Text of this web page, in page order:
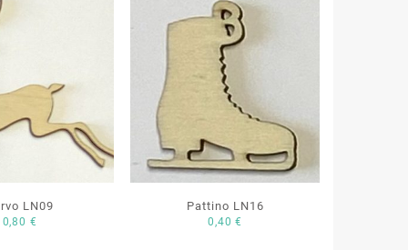
LN09
0,80 €
Pattino LN16
0,40€